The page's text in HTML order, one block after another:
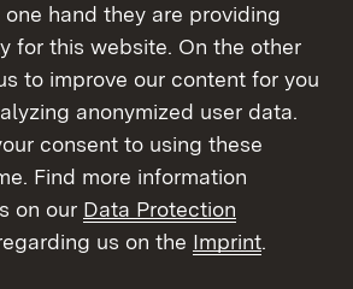
als höhere
für den
im Zusammenhang
Anlagen und für den
der sich über den
einer unteren
hinaus
hand they are providing
for this website. On the other
to improve our content for you
anonymized user data.
consent to using these
Find more information
on our Data Protection
us on the Imprint.